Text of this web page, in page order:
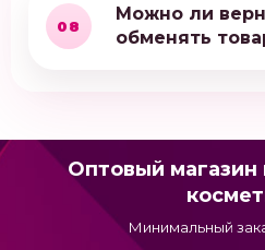
08
Можно ли
обменять
Оптовый
Минимальный